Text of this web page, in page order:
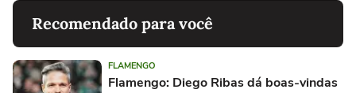
Recomendado para você
FLAMENGO
Flamengo: Diego Ribas dá boas-vindas